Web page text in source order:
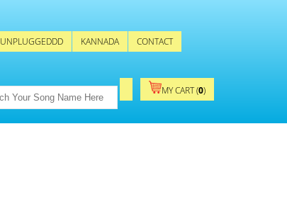
UNPLUGGEDDD KANNADA
CONTACT
MY CART (0)